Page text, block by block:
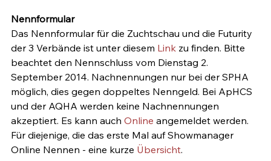
Das Nennformular für die Zuchtschau und die Futurity
der 3 Verbände ist unter diesem Link zu finden. Bitte
beachtet den Nennschluss vom Dienstag 2.
September 2014. Nachnennungen nur bei der SPHA
möglich, dies gegen doppeltes Nenngeld. Bei ApHCS
und der AQHA werden keine Nachnennungen
akzeptiert. Es kann auch Online angemeldet werden.
Für diejenige, die das erste Mal auf Showmanager
Online Nennen - eine kurze Übersicht.